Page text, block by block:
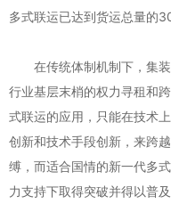
多式联运已达到货运总量的
在传统体制机制下，集装
行业基层末梢的权力寻租和
式联运的应用，只能在技术
创新和技术手段创新，来跨
缚，而适合国情的新一代多
力支持下取得突破并得以普及